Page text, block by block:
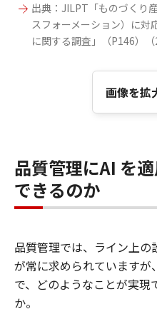
出典：JILPT「ものづくり
スフォーメーション）に対
に関する調査」（P146）（
画像を拡
品質管理にAI を
できるのか
品質管理では、ライン上
が常に求められていますが
で、どのようなことが実現
か。